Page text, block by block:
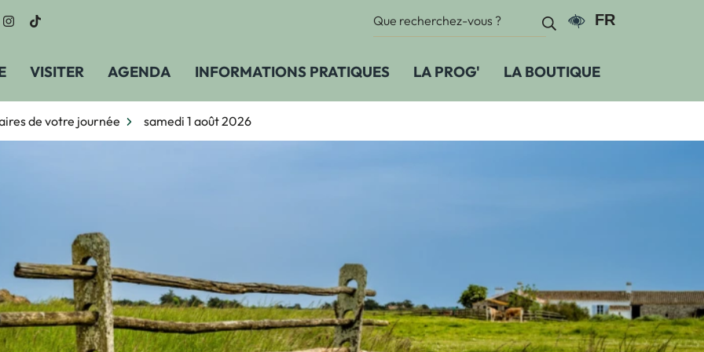
vers le compte Facebook
Lien vers le compte Instagram
Lien vers le compte TikTok
Recherche :
RechercheParamètres
FR
VISITER AGENDA INFORMATIONS PRATIQUES LA PROG' LA BOUTIQUE
de votre journée samedi 1 août 2026